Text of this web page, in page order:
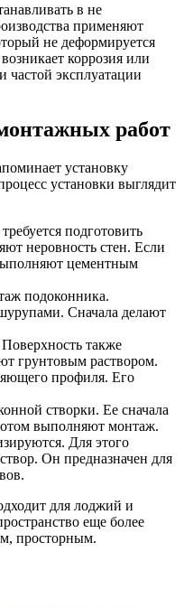
в не
применяют
не деформируется
коррозия или
частой эксплуатации
работ
установку
установки выглядит
подготовить
неровность стен. Если
цементным
подоконника.
Сначала делают
также
грунтовым раствором.
профиля. Его
створки. Ее сначала
выполняют монтаж.
Для этого
Он предназначен для
для лоджий и
еще более
просторным.